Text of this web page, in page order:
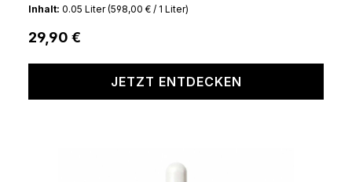
Inhalt: 0.05 Liter(598,00 € / 1 Liter)
29,90 €
JETZT ENTDECKEN